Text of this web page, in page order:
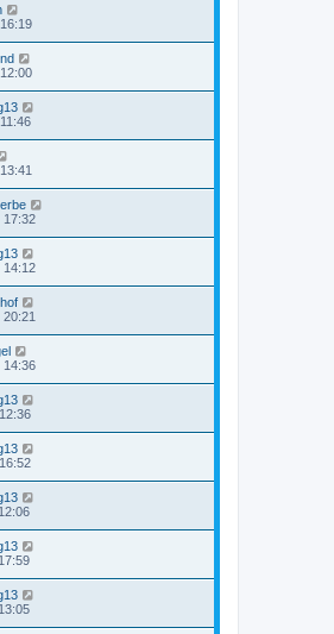
17:32
14:12
14:36